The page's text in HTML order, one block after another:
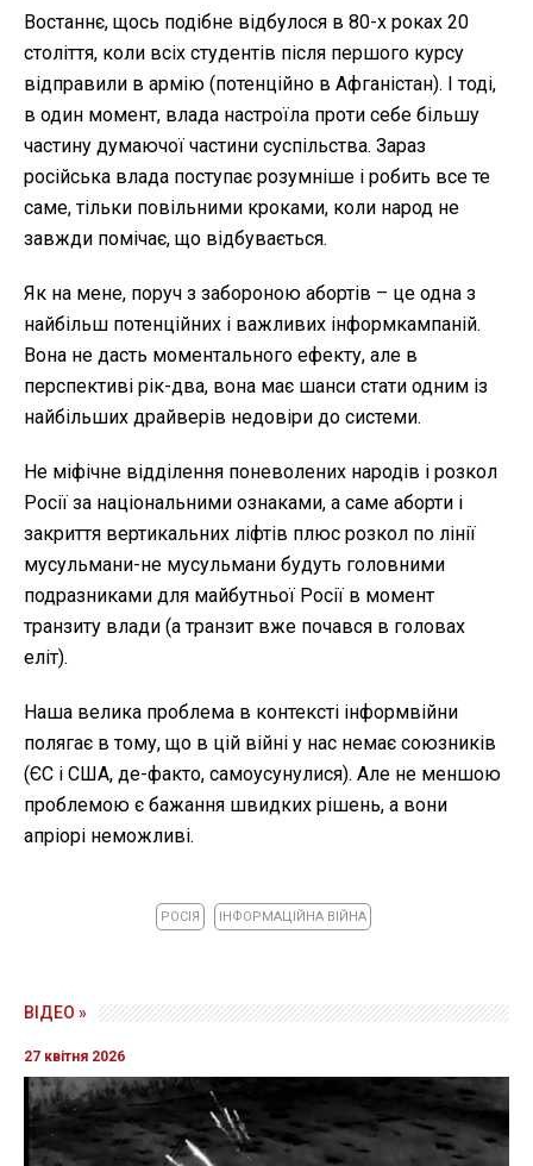
Востаннє, щось подібне відбулося в 80-х роках 20
століття, коли всіх студентів після першого курсу
відправили в армію (потенційно в Афганістан). І тоді,
в один момент, влада настроїла проти себе більшу
частину думаючої частини суспільства. Зараз
російська влада поступає розумніше і робить все те
саме, тільки повільними кроками, коли народ не
завжди помічає, що відбувається.
Як на мене, поруч з забороною абортів – це одна з
найбільш потенційних і важливих інформкампаній.
Вона не дасть моментального ефекту, але в
перспективі рік-два, вона має шанси стати одним із
найбільших драйверів недовіри до системи.
Не міфічне відділення поневолених народів і розкол
Росії за національними ознаками, а саме аборти і
закриття вертикальних ліфтів плюс розкол по лінії
мусульмани-не мусульмани будуть головними
подразниками для майбутньої Росії в момент
транзиту влади (а транзит вже почався в головах
еліт).
Наша велика проблема в контексті інформвійни
полягає в тому, що в цій війні у нас немає союзників
(ЄС і США, де-факто, самоусунулися). Але не меншою
проблемою є бажання швидких рішень, а вони
апріорі неможливі.
РОСІЯ ІНФОРМАЦІЙНА ВІЙНА
ВІДЕО »
27 квітня 2026